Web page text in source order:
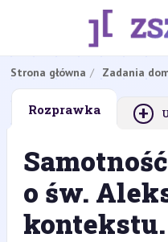
Strona główna Zadania
Rozprawka +
o św.
kontekstu.